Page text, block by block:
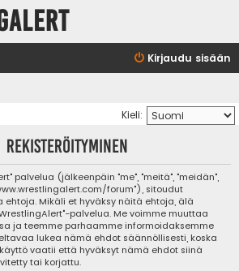
Kirjaudu sisään
Kieli:
palvelua (jälkeenpäin "me", "meitä", "meidän",
forum"), sitoudut
Mikäli et hyväksy näitä ehtoja, älä
palvelua. Me voimme muuttaa
ja teemme parhaamme informoidaksemme
lukea nämä ehdot säännöllisesti, koska
vaatii että hyväksyt nämä ehdot siinä
tai korjattu.